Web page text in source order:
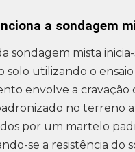
a sondagem
sondagem mista
utilizando o ensaio
envolve a cravação
no terreno
por um martelo
se a resistência do